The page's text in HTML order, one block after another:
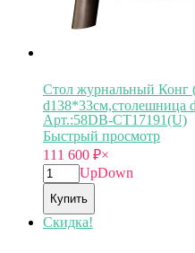
Стол журнальный Конг
d138*33см,столешница
Арт.:58DB-CT17191(U)
Быстрый просмотр
111 600 ₽×
UpDown
Купить
Скидка!